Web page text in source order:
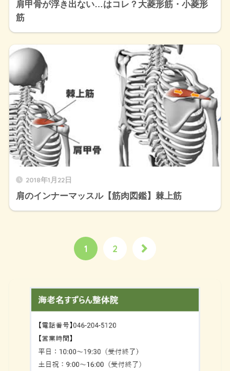
肩甲骨が浮き出ない…はコレ？大菱形筋・小菱形
筋
2018年1月22日
肩のインナーマッスル【筋肉図鑑】棘上筋
1 2